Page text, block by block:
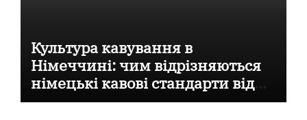
Культура кавування в
Німеччині: чим відрізняються
німецькі кавові стандарти від
італійських